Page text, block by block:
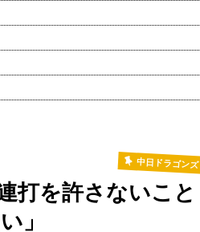
中日ドラゴンズ
打を許さないこと
」